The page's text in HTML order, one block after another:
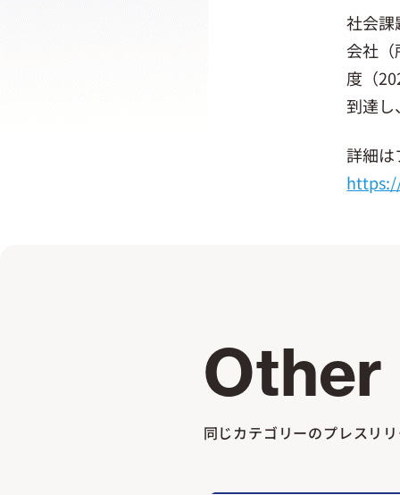
社会課
会社（
度（
到達
詳細は
Other
同じカテゴリーのプレスリ